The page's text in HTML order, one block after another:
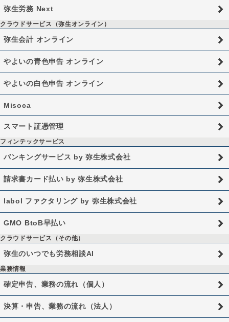
弥生労務 Next
クラウドサービス（弥生オンライン）
弥生会計 オンライン
やよいの青色申告 オンライン
やよいの白色申告 オンライン
Misoca
スマート証憑管理
フィンテックサービス
バンキングサービス by 弥生株式会社
請求書カード払い by 弥生株式会社
labol ファクタリング by 弥生株式会社
GMO BtoB早払い
クラウドサービス（その他）
弥生のいつでも労務相談AI
業務情報
確定申告、業務の流れ（個人）
決算・申告、業務の流れ（法人）